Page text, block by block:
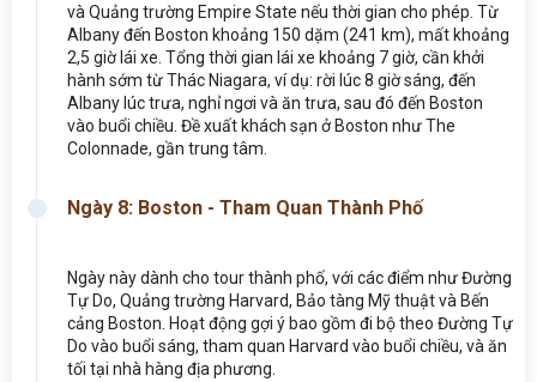
và Quảng trường Empire State nếu thời gian cho phép. Từ
Albany đến Boston khoảng 150 dặm (241 km), mất khoảng
2,5 giờ lái xe. Tổng thời gian lái xe khoảng 7 giờ, cần khởi
hành sớm từ Thác Niagara, ví dụ: rời lúc 8 giờ sáng, đến
Albany lúc trưa, nghỉ ngơi và ăn trưa, sau đó đến Boston
vào buổi chiều. Đề xuất khách sạn ở Boston như The
Colonnade, gần trung tâm.
Ngày 8: Boston - Tham Quan Thành Phố
Ngày này dành cho tour thành phố, với các điểm như Đường
Tự Do, Quảng trường Harvard, Bảo tàng Mỹ thuật và Bến
cảng Boston. Hoạt động gợi ý bao gồm đi bộ theo Đường Tự
Do vào buổi sáng, tham quan Harvard vào buổi chiều, và ăn
tối tại nhà hàng địa phương.